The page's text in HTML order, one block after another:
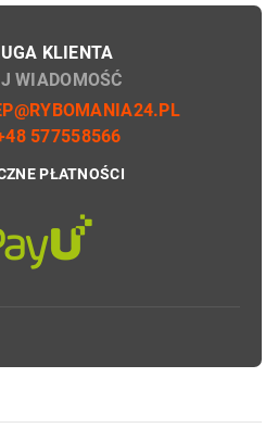
KLIENTA
WIADOMOŚĆ
577558566
PŁATNOŚCI